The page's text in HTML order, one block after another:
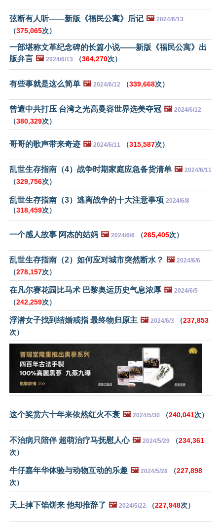
弦断有人听——新版《福民公寓》后记 🖼️ 2024/6/13
（375,065次）
一部堪称文革纪念碑的长篇小说——新版《福民公寓》出
版弁言 🖼️ 2024/6/13 （364,270次）
有些事就是这么简单 🖼️ 2024/6/12 （339,668次）
曾遭中共打压 台湾之光高曼容世界选美夺冠 🖼️ 2024/6/12
（380,329次）
哥哥的歌声带来奇迹 🖼️ 2024/6/11 （315,587次）
乱世生存指南（4）战争时期家庭应急备货清单 🖼️ 2024/6/11
（329,756次）
乱世生存指南（3）逃离战争的十大注意事项 2024/6/8
（318,459次）
一个感人故事 阿杰的姑妈 🖼️ 2024/6/6 （265,405次）
乱世生存指南（2）如何应对城市突然断水？ 🖼️ 2024/6/6
（278,157次）
在凡尔赛花园比马术 巴黎奥运历史气息浓厚 🖼️ 2024/6/5
（242,259次）
浮潜女子找到结婚戒指 最终物归原主 🖼️ 2024/6/3 （237,853
次）
这个奖赏六十年来依然红火不衰 🖼️ 2024/5/30 （240,041次）
不治病只陪伴 超萌治疗马抚慰人心 🖼️ 2024/5/29 （234,361
次）
牛仔嘉年华体验与动物互动的乐趣 🖼️ 2024/5/28 （227,898
次）
天上掉下馅饼来 他却推辞了 🖼️ 2024/5/22 （227,948次）